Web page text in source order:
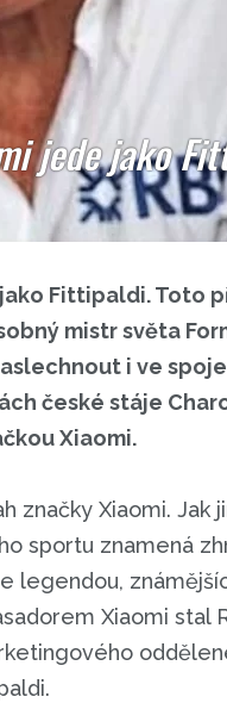
jede jako
Fittipaldi. Toto
mistr světa
i ve
české stáje
Xiaomi.
značky Xiaomi. Jak
sportu znamená
legendou,
Xiaomi stal